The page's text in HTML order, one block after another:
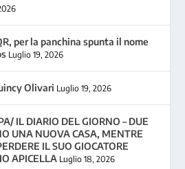
per la panchina spunta il nome
Luglio 19, 2026
Olivari Luglio 19, 2026
IL DIARIO DEL GIORNO – DUE
UNA NUOVA CASA, MENTRE
IL SUO GIOCATORE
APICELLA Luglio 18, 2026